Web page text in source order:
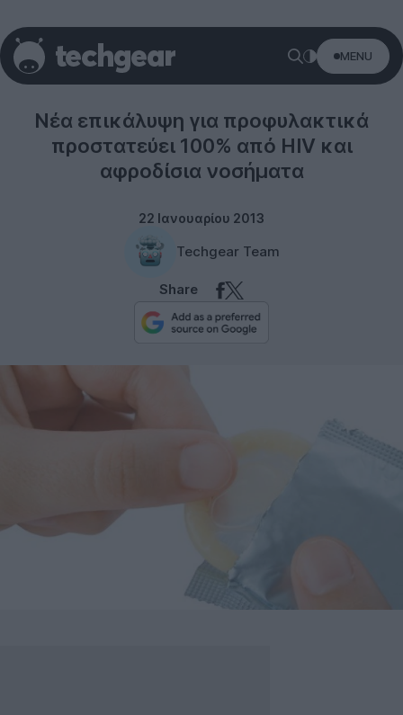
MENU
Νέα επικάλυψη για προφυλακτικά
προστατεύει 100% από HIV και
αφροδίσια νοσήματα
22 Ιανουαρίου 2013
Techgear Team
Share